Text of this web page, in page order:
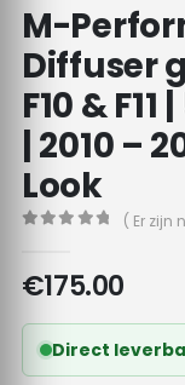
M-
Diffuser
F10 &
| 2010 –
Look
( Er zijn
€175.00
Direct